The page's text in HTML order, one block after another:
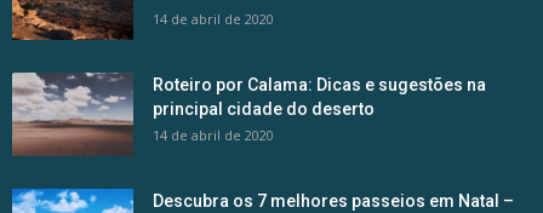
14 de abril de 2020
Roteiro por Calama: Dicas e sugestões na
principal cidade do deserto
14 de abril de 2020
Descubra os 7 melhores passeios em Natal –